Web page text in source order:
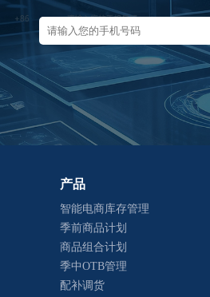
产品
智能电商库存管理
季前商品计划
商品组合计划
季中OTB管理
配补调货